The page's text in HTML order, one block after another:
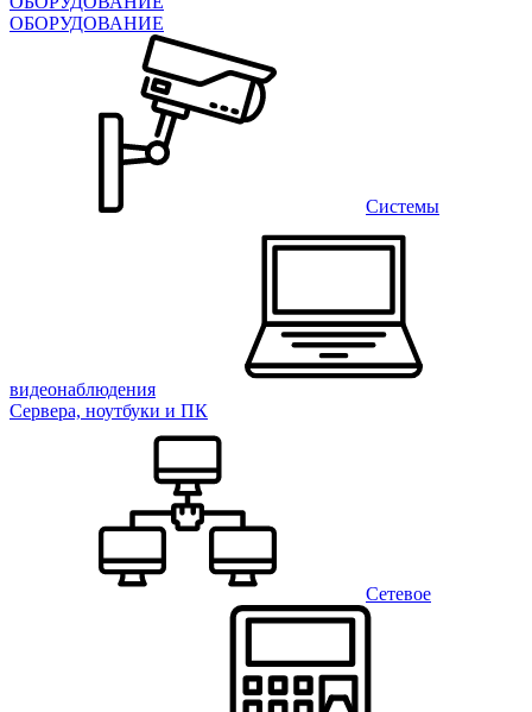
ОБОРУДОВАНИЕ
Системы
видеонаблюдения
Сервера, ноутбуки и ПК
Сетевое